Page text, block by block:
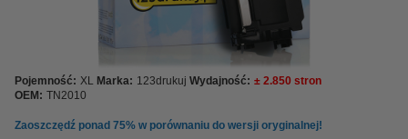
Pojemność: XL Marka: 123drukuj Wydajność: ± 2.850 stron
OEM: TN2010
Zaoszczędź ponad 75% w porównaniu do wersji oryginalnej!